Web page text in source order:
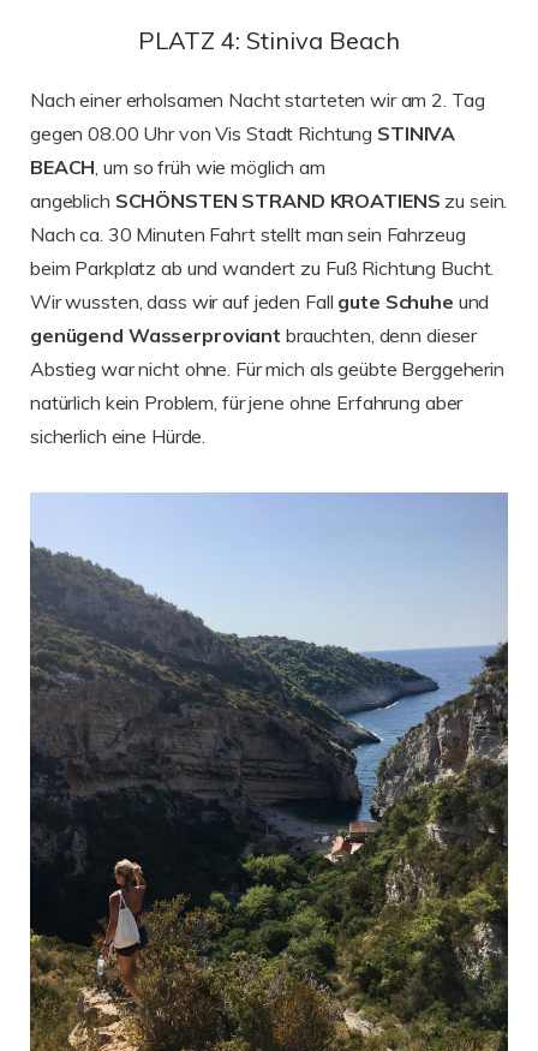
PLATZ 4: Stiniva Beach
Nach einer erholsamen Nacht starteten wir am 2. Tag
gegen 08.00 Uhr von Vis Stadt Richtung STINIVA
BEACH, um so früh wie möglich am
angeblich SCHÖNSTEN STRAND KROATIENS zu sein.
Nach ca. 30 Minuten Fahrt stellt man sein Fahrzeug
beim Parkplatz ab und wandert zu Fuß Richtung Bucht.
Wir wussten, dass wir auf jeden Fall gute Schuhe und
genügend Wasserproviant brauchten, denn dieser
Abstieg war nicht ohne. Für mich als geübte Berggeherin
natürlich kein Problem, für jene ohne Erfahrung aber
sicherlich eine Hürde.